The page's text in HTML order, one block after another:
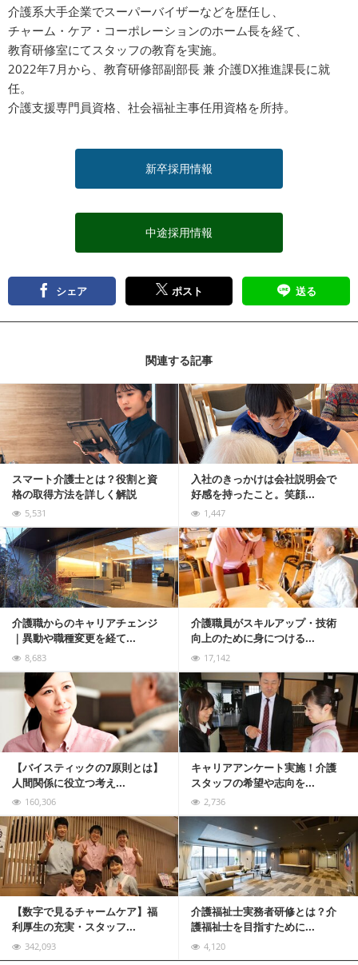
介護系大手企業でスーパーバイザーなどを歴任し、
チャーム・ケア・コーポレーションのホーム長を経て、
教育研修室にてスタッフの教育を実施。
2022年7月から、教育研修部副部長 兼 介護DX推進課長に就
任。
介護支援専門員資格、社会福祉主事任用資格を所持。
新卒採用情報
中途採用情報
シェア ポスト 送る
関連する記事
スマート介護士とは？役割と資
格の取得方法を詳しく解説
5,531
入社のきっかけは会社説明会で
好感を持ったこと。笑顔...
1,447
記事を読む
介護職からのキャリアチェンジ
｜異動や職種変更を経て...
8,683
介護職員がスキルアップ・技術
向上のために身につける...
17,142
記事を読む
【バイスティックの7原則とは】
人間関係に役立つ考え...
160,306
キャリアアンケート実施！介護
スタッフの希望や志向を...
2,736
記事を読む
【数字で見るチャームケア】福
利厚生の充実・スタッフ...
342,093
介護福祉士実務者研修とは？介
護福祉士を目指すために...
4,120
記事を読む